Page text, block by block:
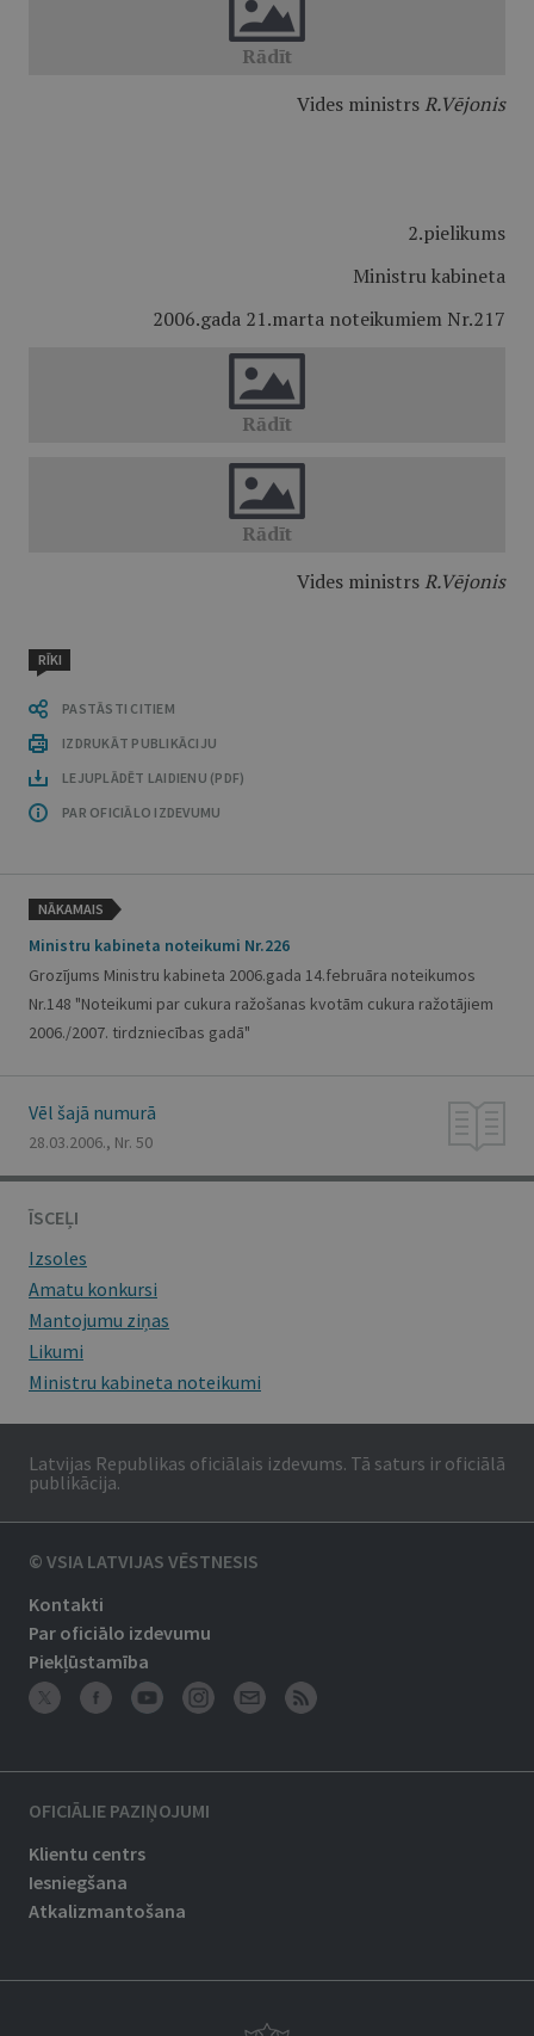
Vides ministrsR.Vējonis
2.pielikums
Ministru kabineta
2006.gada 21.marta noteikumiem Nr.217
Vides ministrsR.Vējonis
RĪKI
PASTĀSTI CITIEM
IZDRUKĀT PUBLIKĀCIJU
LEJUPLĀDĒT LAIDIENU (PDF)
PAR OFICIĀLO IZDEVUMU
NĀKAMAIS
Ministru kabineta noteikumi Nr.226
Grozījums Ministru kabineta 2006.gada 14.februāra noteikumos
Nr.148 "Noteikumi par cukura ražošanas kvotām cukura ražotājiem
2006./2007. tirdzniecības gadā"
Vēl šajā numurā
28.03.2006., Nr. 50
ĪSCEĻI
Izsoles
Amatu konkursi
Mantojumu ziņas
Likumi
Ministru kabineta noteikumi
Latvijas Republikas oficiālais izdevums. Tā saturs ir oficiālā
publikācija.
© VSIA LATVIJAS VĒSTNESIS
Kontakti
Par oficiālo izdevumu
Piekļūstamība
OFICIĀLIE PAZIŅOJUMI
Klientu centrs
Iesniegšana
Atkalizmantošana